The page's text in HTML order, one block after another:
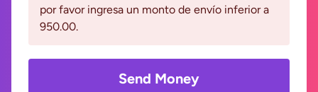
por favor ingresa un monto de envío inferior a
950.00.
Send Money